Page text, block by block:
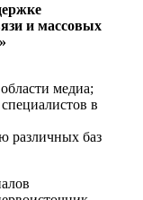
и массовых
медиа;
в
различных баз